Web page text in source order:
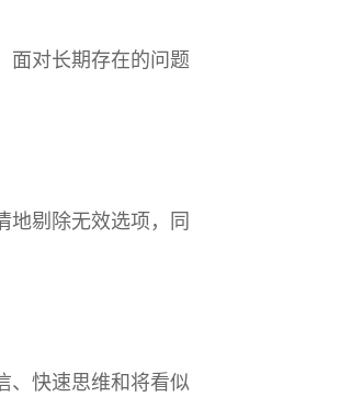
面对长期存在的问题
地剔除无效选项，同
、快速思维和将看似